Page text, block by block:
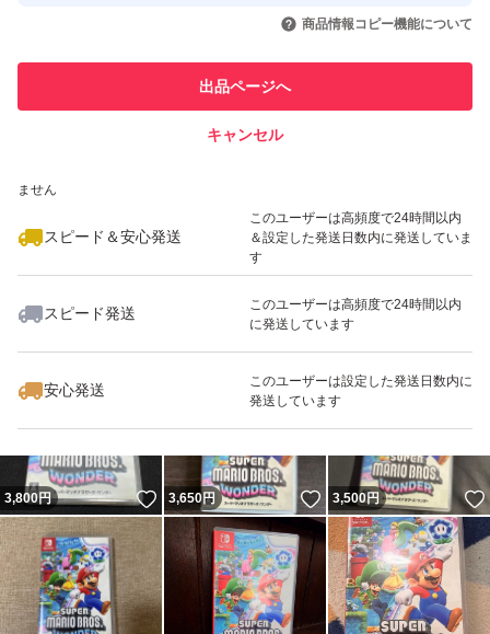
引を完了させた実績があります
での取引実績があります
ません
スピード＆安心発送
このユーザーは高頻度で24時間以内
＆設定した発送日数内に発送していま
す
スピード発送
このユーザーは高頻度で24時間以内
に発送しています
安心発送
このユーザーは設定した発送日数内に
発送しています
商品情報コピー機能について
出品ページへ
キャンセル
いいね！
3,780
3,800円 いいね！
3,650円 いいね！
3,500円